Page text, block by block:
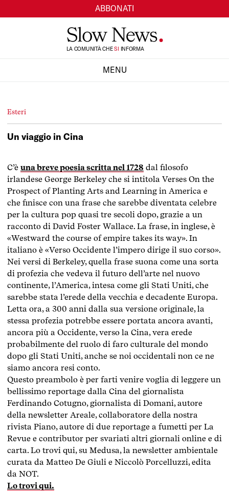
ABBONATI
LA COMUNITÀ CHE
TI
SI INFORMA
MENU
Esteri
Un viaggio in Cina
C’è una breve poesia scritta nel 1728 dal filosofo
irlandese George Berkeley che si intitola Verses On the
Prospect of Planting Arts and Learning in America e
che finisce con una frase che sarebbe diventata celebre
per la cultura pop quasi tre secoli dopo, grazie a un
racconto di David Foster Wallace. La frase, in inglese, è
«Westward the course of empire takes its way». In
italiano è «Verso Occidente l’impero dirige il suo corso».
Nei versi di Berkeley, quella frase suona come una sorta
di profezia che vedeva il futuro dell’arte nel nuovo
continente, l’America, intesa come gli Stati Uniti, che
sarebbe stata l’erede della vecchia e decadente Europa.
Letta ora, a 300 anni dalla sua versione originale, la
stessa profezia potrebbe essere portata ancora avanti,
ancora più a Occidente, verso la Cina, vera erede
probabilmente del ruolo di faro culturale del mondo
dopo gli Stati Uniti, anche se noi occidentali non ce ne
siamo ancora resi conto.
Questo preambolo è per farti venire voglia di leggere un
bellissimo reportage dalla Cina del giornalista
Ferdinando Cotugno, giornalista di Domani, autore
della newsletter Areale, collaboratore della nostra
rivista Piano, autore di due reportage a fumetti per La
Revue e contributor per svariati altri giornali online e di
carta. Lo trovi qui, su Medusa, la newsletter ambientale
curata da Matteo De Giuli e Niccolò Porcelluzzi, edita
da NOT.
Lo trovi qui.